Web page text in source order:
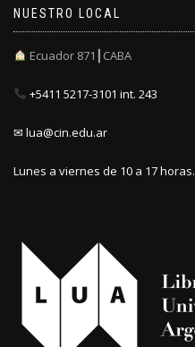
NUESTRO LOCAL
Ecuador 871┃CABA
+5411 5217-3101 int. 243
✉ lua@cin.edu.ar
Lunes a viernes de 10 a 17 horas.